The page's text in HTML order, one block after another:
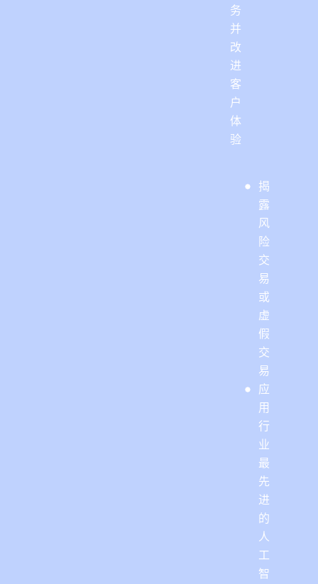
务
并
改
进
客
户
体
验
揭
露
风
险
交
易
或
虚
假
交
易
应
用
行
业
最
先
进
的
人
工
智